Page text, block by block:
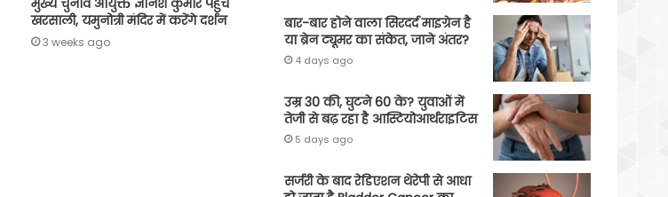
खरसाली, यमुनोत्री मंदिर में करेंगे दर्शन
3 weeks ago
बार-बार होने वाला सिरदर्द माइग्रेन है
या ब्रेन ट्यूमर का संकेत, जाने अंतर?
4 days ago
उम्र 30 की, घुटने 60 के? युवाओं में
तेजी से बढ़ रहा है आस्टियोआर्थराइटिस
5 days ago
सर्जरी के बाद रेडिएशन थेरेपी से आधा